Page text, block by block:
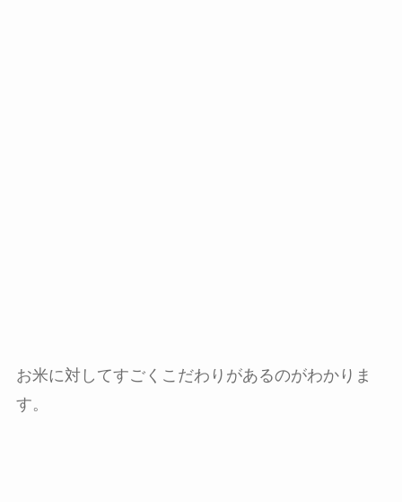
お米に対してすごくこだわりがあるのがわかりま
す。